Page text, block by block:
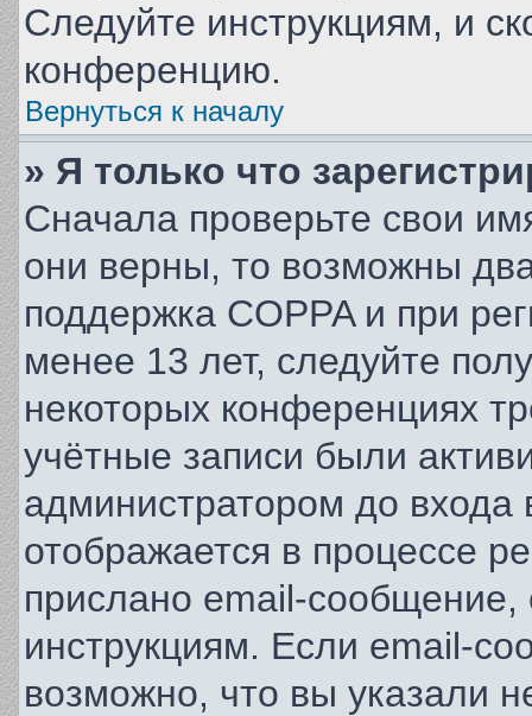
Следуйте инструкциям, и
конференцию.
Вернуться к началу
» Я только что
Сначала проверьте свои
они верны, то возможны
поддержка COPPA и при
менее 13 лет, следуйте
некоторых конференциях
учётные записи были
администратором до
отображается в процессе
прислано email-
инструкциям. Если email-
возможно, что вы указали